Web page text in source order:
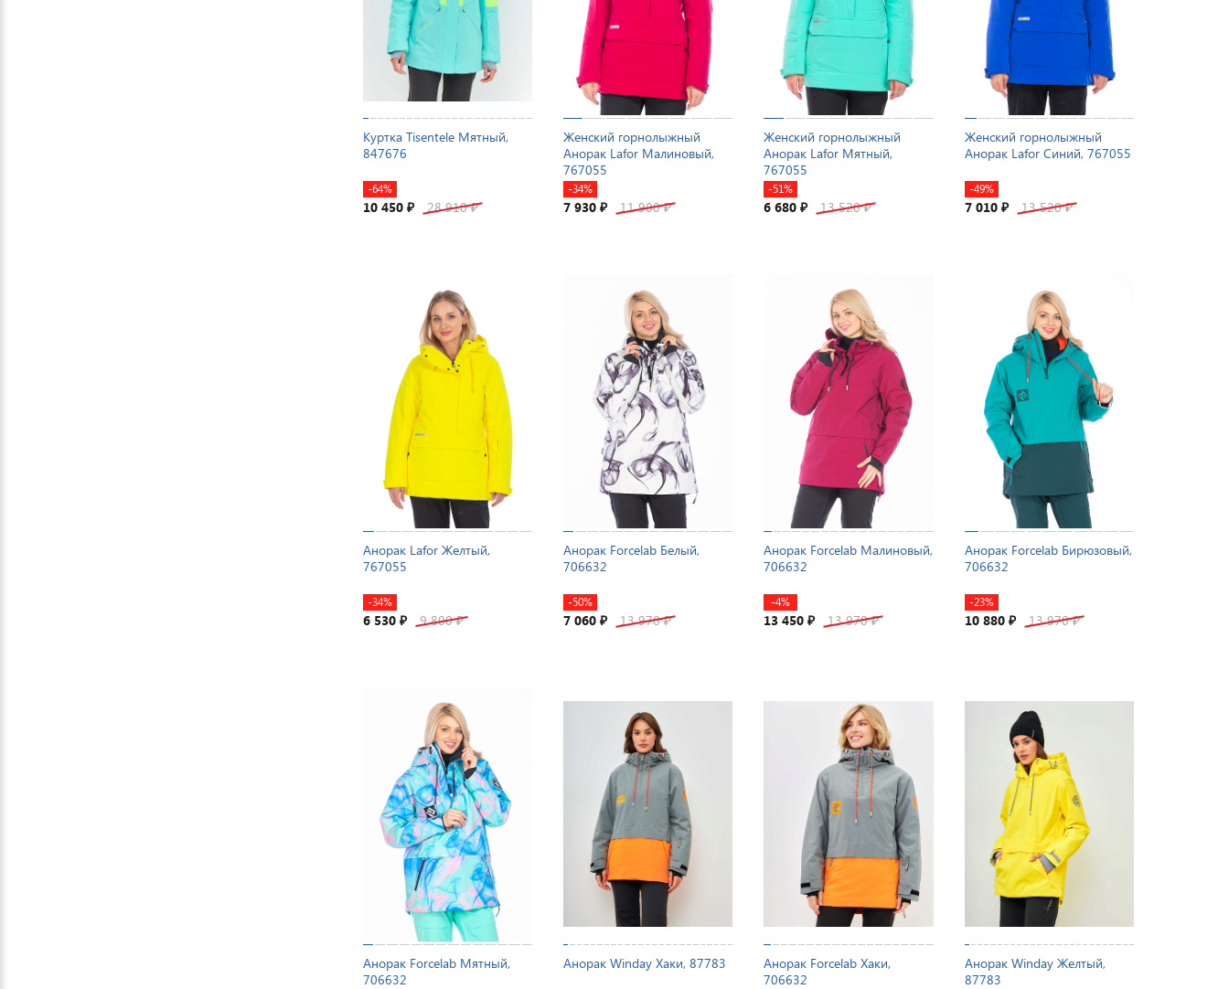
Куртка Tisentele Мятный,
847676
-64%
10 450 ₽ 28 910₽
Женский горнолыжный
Анорак Lafor Малиновый,
767055
-34%
7 930 ₽ 11 900₽
Женский горнолыжный
Анорак Lafor Мятный,
767055
-51%
6 680₽ 13 520₽
Женский горнолыжный
Анорак Lafor Синий, 767055
-49%
7 010 ₽ 13 520₽
Анорак Lafor Желтый,
767055
-34%
6 530 ₽ 9 800₽
Анорак Forcelab Белый,
706632
-50%
7 060 ₽ 13 970₽
Анорак Forcelab Малиновый,
706632
-4%
13 450₽ 13 970₽
Анорак Forcelab Бирюзовый,
706632
-23%
10 880 ₽ 13 970₽
Анорак Forcelab Мятный,
706632
Анорак Winday Хаки, 87783
Анорак Forcelab Хаки,
706632
Анорак Winday Желтый,
87783